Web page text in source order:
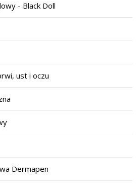
- Black Doll
ust i oczu
Dermapen